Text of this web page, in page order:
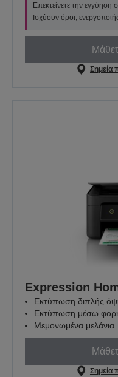
Επεκτείνετε την
Ισχύουν όροι,
Σημεία
Expression
Εκτύπωση διπλής
Εκτύπωση μέσω
Μεμονωμένα μελάνια
Σημεία